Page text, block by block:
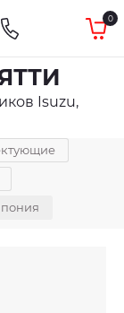
0
Isuzu,